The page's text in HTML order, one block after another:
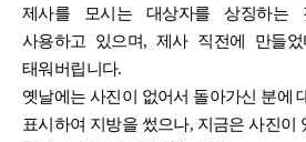
제사를 모시는 대상자를 상징하는
사용하고 있으며, 제사 직전에 만들
태워버립니다.
옛날에는 사진이 없어서 돌아가신 분에
표시하여 지방을 썼으나, 지금은 사진이